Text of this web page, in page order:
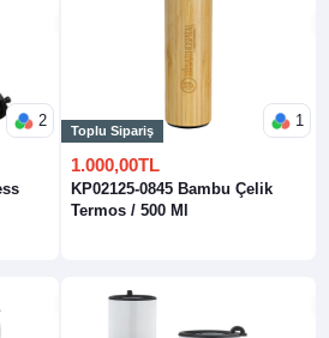
2
Toplu Sipariş
1
1.000,00TL
KP02125-0845 Bambu Çelik
Termos / 500 Ml